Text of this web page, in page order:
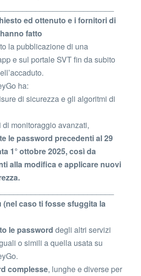
ed ottenuto e i fornitori di
fatto
la pubblicazione di una
e sul portale SVT fin da subito
ha:
di sicurezza e gli algoritmi di
monitoraggio avanzati,
le password precedenti al 29
1° ottobre 2025, così da
alla modifica e applicare nuovi
(nel caso ti fosse sfuggita la
le password degli altri servizi
o simili a quella usata su
complesse, lunghe e diverse per